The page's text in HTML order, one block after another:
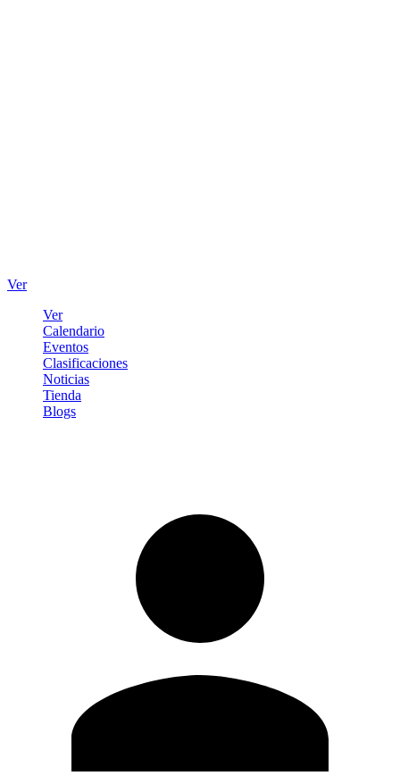
Ver
Ver
Calendario
Eventos
Clasificaciones
Noticias
Tienda
Blogs